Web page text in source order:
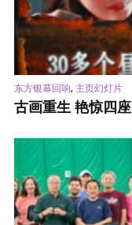
东方银幕回响, 主页幻灯片
古画重生 艳惊四座